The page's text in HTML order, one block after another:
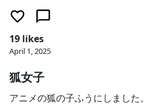
19 likes
April 1, 2025
狐女子
アニメの狐の子ふうにしました。